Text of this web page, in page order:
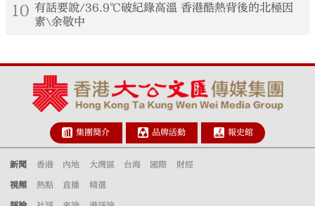
10 有話要說/36.9℃破紀錄高溫 香港酷熱背後的北極因
素\余敬中
集團簡介 品牌活動 報史館
新聞 香港 內地 大灣區 台海 國際 財經
視頻 熱點 直播 精選